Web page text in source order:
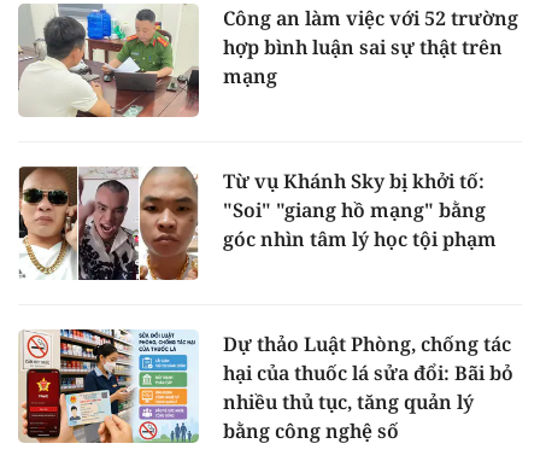
Công an làm việc với 52 trường
hợp bình luận sai sự thật trên
mạng
Từ vụ Khánh Sky bị khởi tố:
"Soi" "giang hồ mạng" bằng
góc nhìn tâm lý học tội phạm
Dự thảo Luật Phòng, chống tác
hại của thuốc lá sửa đổi: Bãi bỏ
nhiều thủ tục, tăng quản lý
bằng công nghệ số